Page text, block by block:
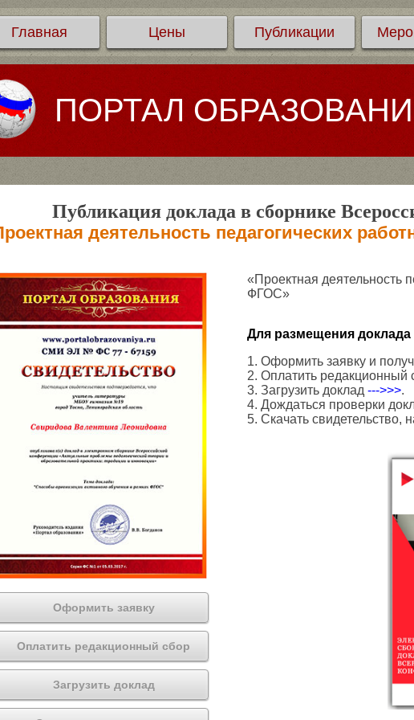
Главная Цены Публикации
ПОРТАЛ
Публикация доклада в сборнике
деятельность педагогических
Оформить заявку
Оплатить редакционный сбор
Загрузить доклад
«Проектная деятельность
ФГОС»
Для размещения
1. Оформить заявку и
2. Оплатить редакционный
3. Загрузить доклад --->>>.
4. Дождаться проверки
5. Скачать свидетельство,